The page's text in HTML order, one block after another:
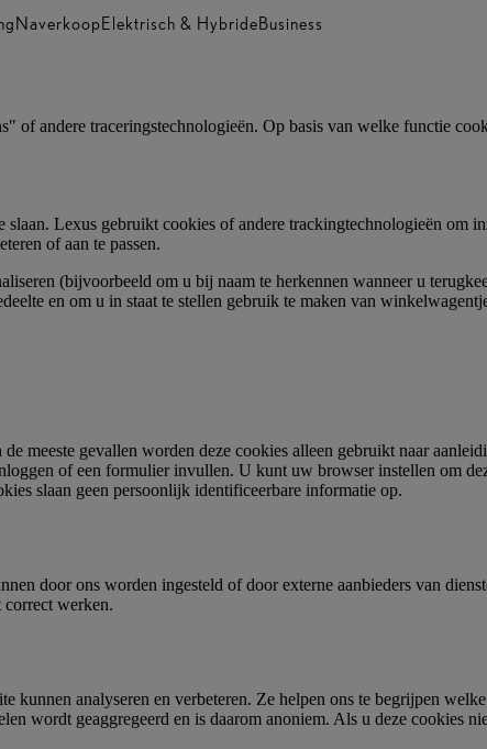
NaverkoopElektrisch & HybrideBusiness
andere traceringstechnologieën. Op basis van welke functie
Lexus gebruikt cookies of andere trackingtechnologieën om
of aan te passen.
(bijvoorbeeld om u bij naam te herkennen wanneer u
en om u in staat te stellen gebruik te maken van
meeste gevallen worden deze cookies alleen gebruikt naar
of een formulier invullen. U kunt uw browser instellen om
slaan geen persoonlijk identificeerbare informatie op.
door ons worden ingesteld of door externe aanbieders van
correct werken.
analyseren en verbeteren. Ze helpen ons te begrijpen welke
wordt geaggregeerd en is daarom anoniem. Als u deze cookies